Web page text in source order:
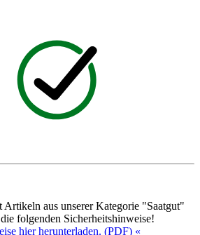
aus unserer Kategorie "Saatgut"
folgenden Sicherheitshinweise!
hier herunterladen. (PDF) «